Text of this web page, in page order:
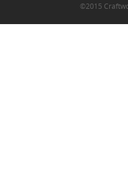
©2015